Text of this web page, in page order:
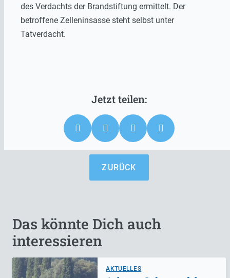
des Verdachts der Brandstiftung ermittelt. Der
betroffene Zelleninsasse steht selbst unter
Tatverdacht.
ZURÜCK
Das könnte Dich auch
interessieren
AKTUELLES